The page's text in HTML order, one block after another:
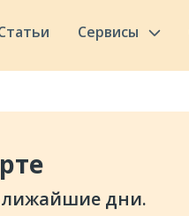
Сервисы
дни.